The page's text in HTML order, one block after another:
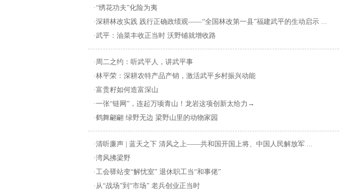
·“绣花功夫”化险为夷
·深耕林改实践 践行正确政绩观——“全国林改第一县”福建武平的生动启示 ...
·武平：油菜丰收正当时 沃野铺就增收路
·周二之约：听武平人，讲武平事
·林平荣：深耕农特产品产销，激活武平乡村振兴动能
·富贵籽如何造富深山
·一张“链网”，连起万顷青山！龙岩这项创新太给力→
·鹤舞翩翩 绿野无边 梁野山里的动物家园
·清听廉声 | 蓝天之下 清风之上——共和国开国上将、中国人民解放军 ...
·湾风拂梁野
·工会驿站变“解忧室” 退休职工当“和事佬”
·从“战场”到“市场” 老兵创业正当时